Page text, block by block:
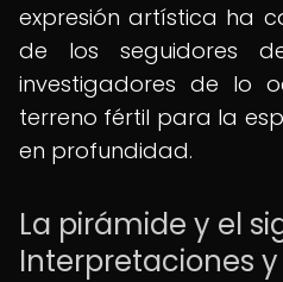
expresión artística ha
de los seguidores
investigadores de lo
terreno fértil para la
en profundidad.
La pirámide y el
Interpretaciones